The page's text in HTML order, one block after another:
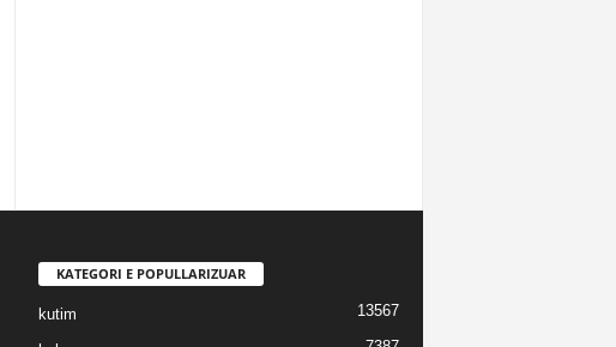
KATEGORI E POPULLARIZUAR
kutim 13567